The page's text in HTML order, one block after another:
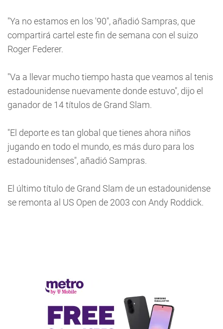
"Ya no estamos en los '90", añadió Sampras, que
compartirá cartel este fin de semana con el suizo
Roger Federer.
"Va a llevar mucho tiempo hasta que veamos al tenis
estadounidense nuevamente donde estuvo", dijo el
ganador de 14 títulos de Grand Slam.
"El deporte es tan global que tienes ahora niños
jugando en todo el mundo, es más duro para los
estadounidenses", añadió Sampras.
El último título de Grand Slam de un estadounidense
se remonta al US Open de 2003 con Andy Roddick.